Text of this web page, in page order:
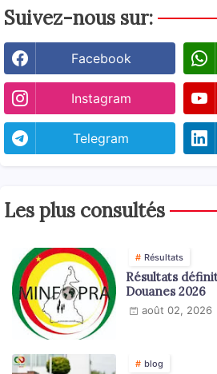
Suivez-nous sur:
Facebook
Instagram
Telegram
Les plus consultés
Résultats
Résultats
Douanes 2026
août 02, 2026
blog